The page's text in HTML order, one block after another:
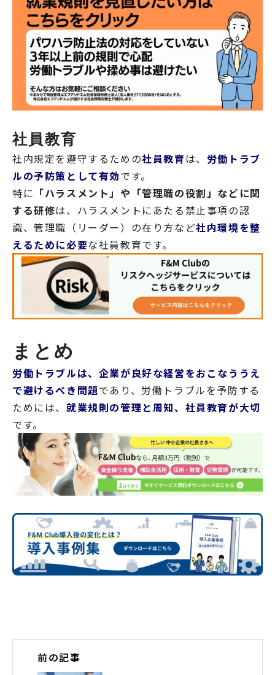
社員教育
社内規定を遵守するための社員教育は、 労働トラブ
ルの予防策として有効です。
特に 「ハラスメント」や「管理職の役割」などに関
する研修は、ハラスメントにあたる禁止事項の認
識、管理職（リーダー）の在り方など社内環境を整
えるために必要な社員教育です。
まとめ
労働トラブルは、企業が良好な経営をおこなううえ
で避けるべき問題であり、労働トラブルを予防する
ためには、 就業規則の管理と周知、社員教育が大切
です。
前の記事